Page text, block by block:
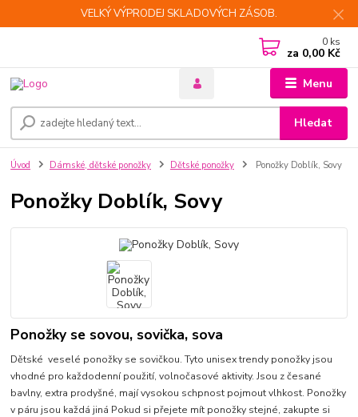
VELKÝ VÝPRODEJ SKLADOVÝCH ZÁSOB.
Menu
Hledat
0 ks
za 0,00 Kč
Úvod Dámské, dětské ponožky Dětské ponožky Ponožky Doblík, Sovy
Ponožky Doblík, Sovy
Ponožky se sovou, sovička, sova
Dětské veselé ponožky se sovičkou. Tyto unisex trendy ponožky jsou
vhodné pro každodenní použití, volnočasové aktivity. Jsou z česané
bavlny, extra prodyšné, mají vysokou schpnost pojmout vlhkost. Ponožky
v páru jsou každá jiná Pokud si přejete mít ponožky stejné, zakupte si